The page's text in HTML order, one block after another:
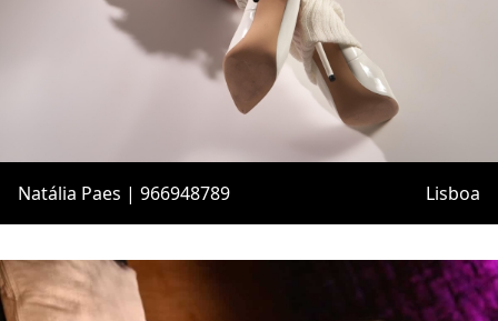
Natália Paes | 966948789 Lisboa